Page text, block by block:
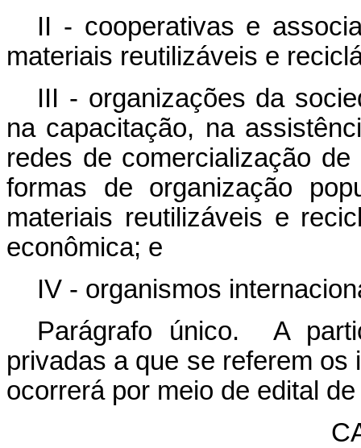
II - cooperativas e
materiais reutilizáveis e
III - organizações da
na capacitação, na
redes de comercialização
formas de organização
materiais reutilizáveis e
econômica; e
IV - organismos
Parágrafo único. A
privadas a que se referem
ocorrerá por meio de edital